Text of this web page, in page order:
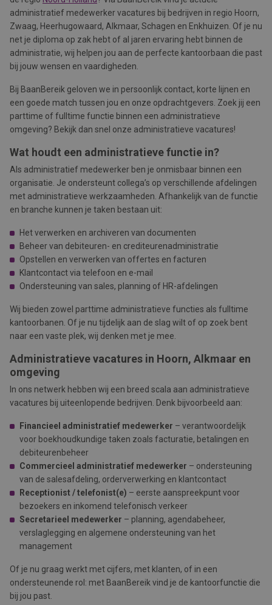
administratief medewerker vacatures bij bedrijven in regio Hoorn,
Zwaag, Heerhugowaard, Alkmaar, Schagen en Enkhuizen. Of je nu
net je diploma op zak hebt of al jaren ervaring hebt binnen de
administratie, wij helpen jou aan de perfecte kantoorbaan die past
bij jouw wensen en vaardigheden.
Bij BaanBereik geloven we in persoonlijk contact, korte lijnen en
een goede match tussen jou en onze opdrachtgevers. Zoek jij een
parttime of fulltime functie binnen een administratieve
omgeving? Bekijk dan snel onze administratieve vacatures!
Wat houdt een administratieve functie in?
Als administratief medewerker ben je onmisbaar binnen een
organisatie. Je ondersteunt collega’s op verschillende afdelingen
met administratieve werkzaamheden. Afhankelijk van de functie
en branche kunnen je taken bestaan uit:
Het verwerken en archiveren van documenten
Beheer van debiteuren- en crediteurenadministratie
Opstellen en verwerken van offertes en facturen
Klantcontact via telefoon en e-mail
Ondersteuning van sales, planning of HR-afdelingen
Wij bieden zowel parttime administratieve functies als fulltime
kantoorbanen. Of je nu tijdelijk aan de slag wilt of op zoek bent
naar een vaste plek, wij denken met je mee.
Administratieve vacatures in Hoorn, Alkmaar en
omgeving
In ons netwerk hebben wij een breed scala aan administratieve
vacatures bij uiteenlopende bedrijven. Denk bijvoorbeeld aan:
Financieel administratief medewerker – verantwoordelijk
voor boekhoudkundige taken zoals facturatie, betalingen en
debiteurenbeheer
Commercieel administratief medewerker – ondersteuning
van de salesafdeling, orderverwerking en klantcontact
Receptionist / telefonist(e) – eerste aanspreekpunt voor
bezoekers en inkomend telefonisch verkeer
Secretarieel medewerker – planning, agendabeheer,
verslaglegging en algemene ondersteuning van het
management
Of je nu graag werkt met cijfers, met klanten, of in een
ondersteunende rol: met BaanBereik vind je de kantoorfunctie die
bij jou past.